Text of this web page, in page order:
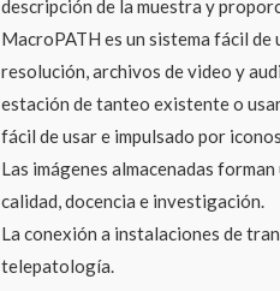
descripción de la muestra y
MacroPATH es un sistema fácil
resolución, archivos de video y
estación de tanteo existente o
fácil de usar e impulsado por iconos
Las imágenes almacenadas
calidad, docencia e investigación.
La conexión a instalaciones de
telepatología.